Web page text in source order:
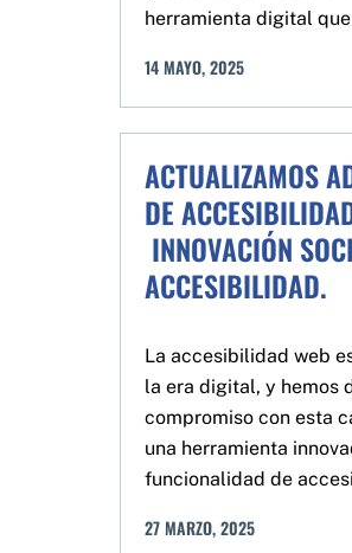
herramienta digital
14MAYO,2025
ACTUALIZAMOS
DE
INNOVACIÓN
ACCESIBILIDAD.
La accesibilidad web
la era digital, y hemos
compromiso con esta
una herramienta
funcionalidad de
27MARZO,2025